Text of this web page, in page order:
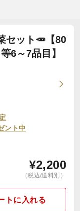
セット🥕【80
6～7品目】
ント中
¥2,200
（税込/送料別）
トに入れる